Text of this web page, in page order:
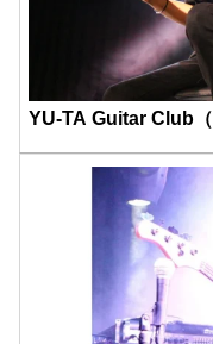
YU-TA Guitar Club